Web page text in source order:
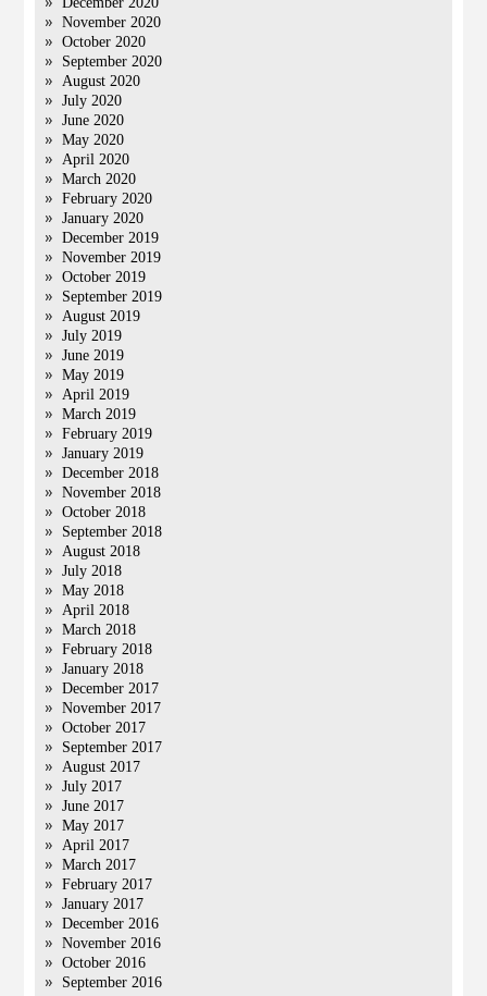
November 2020
October 2020
September 2020
August 2020
July 2020
June 2020
May 2020
April 2020
March 2020
February 2020
January 2020
December 2019
November 2019
October 2019
September 2019
August 2019
July 2019
June 2019
May 2019
April 2019
March 2019
February 2019
January 2019
December 2018
November 2018
October 2018
September 2018
August 2018
July 2018
May 2018
April 2018
March 2018
February 2018
January 2018
December 2017
November 2017
October 2017
September 2017
August 2017
July 2017
June 2017
May 2017
April 2017
March 2017
February 2017
January 2017
December 2016
November 2016
October 2016
September 2016